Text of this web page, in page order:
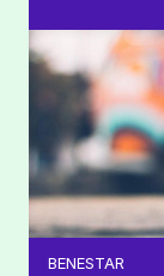
BENESTAR